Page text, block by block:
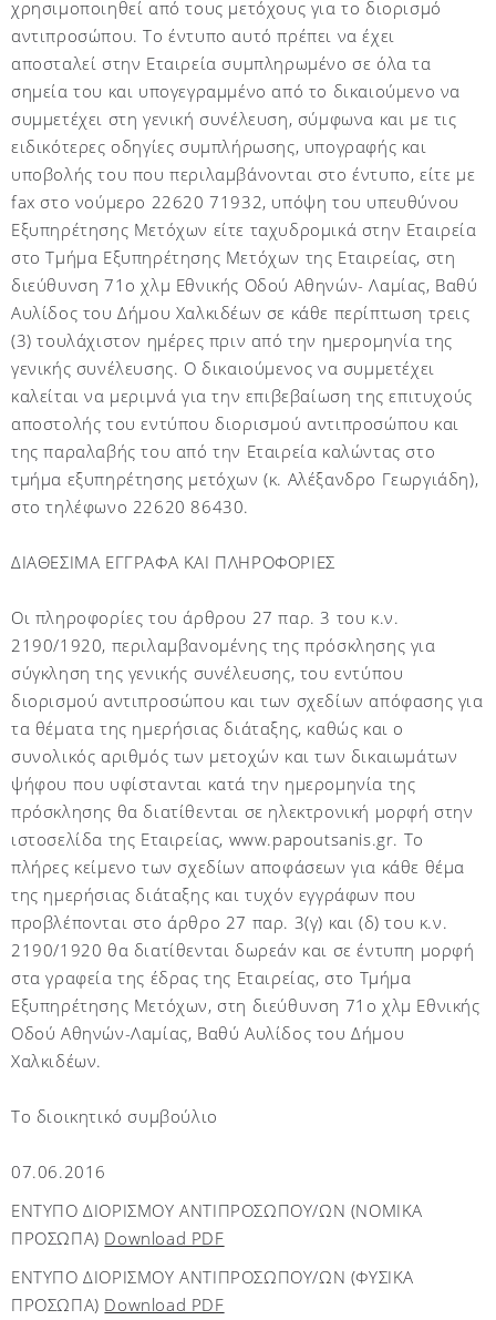
χρησιμοποιηθεί από τους μετόχους για το διορισμό
αντιπροσώπου. Το έντυπο αυτό πρέπει να έχει
αποσταλεί στην Εταιρεία συμπληρωμένο σε όλα τα
σημεία του και υπογεγραμμένο από το δικαιούμενο να
συμμετέχει στη γενική συνέλευση, σύμφωνα και με τις
ειδικότερες οδηγίες συμπλήρωσης, υπογραφής και
υποβολής του που περιλαμβάνονται στο έντυπο, είτε με
fax στο νούμερο 22620 71932, υπόψη του υπευθύνου
Εξυπηρέτησης Μετόχων είτε ταχυδρομικά στην Εταιρεία
στο Τμήμα Εξυπηρέτησης Μετόχων της Εταιρείας, στη
διεύθυνση 71ο χλμ Εθνικής Οδού Αθηνών- Λαμίας, Βαθύ
Αυλίδος του Δήμου Χαλκιδέων σε κάθε περίπτωση τρεις
(3) τουλάχιστον ημέρες πριν από την ημερομηνία της
γενικής συνέλευσης. Ο δικαιούμενος να συμμετέχει
καλείται να μεριμνά για την επιβεβαίωση της επιτυχούς
αποστολής του εντύπου διορισμού αντιπροσώπου και
της παραλαβής του από την Εταιρεία καλώντας στο
τμήμα εξυπηρέτησης μετόχων (κ. Αλέξανδρο Γεωργιάδη),
στο τηλέφωνο 22620 86430.
ΔΙΑΘΕΣΙΜΑ ΕΓΓΡΑΦΑ ΚΑΙ ΠΛΗΡΟΦΟΡΙΕΣ
Οι πληροφορίες του άρθρου 27 παρ. 3 του κ.ν.
2190/1920, περιλαμβανομένης της πρόσκλησης για
σύγκληση της γενικής συνέλευσης, του εντύπου
διορισμού αντιπροσώπου και των σχεδίων απόφασης για
τα θέματα της ημερήσιας διάταξης, καθώς και ο
συνολικός αριθμός των μετοχών και των δικαιωμάτων
ψήφου που υφίστανται κατά την ημερομηνία της
πρόσκλησης θα διατίθενται σε ηλεκτρονική μορφή στην
ιστοσελίδα της Εταιρείας, www.papoutsanis.gr. Το
πλήρες κείμενο των σχεδίων αποφάσεων για κάθε θέμα
της ημερήσιας διάταξης και τυχόν εγγράφων που
προβλέπονται στο άρθρο 27 παρ. 3(γ) και (δ) του κ.ν.
2190/1920 θα διατίθενται δωρεάν και σε έντυπη μορφή
στα γραφεία της έδρας της Εταιρείας, στο Τμήμα
Εξυπηρέτησης Μετόχων, στη διεύθυνση 71ο χλμ Εθνικής
Οδού Αθηνών-Λαμίας, Βαθύ Αυλίδος του Δήμου
Χαλκιδέων.
Το διοικητικό συμβούλιο
07.06.2016
ΕΝΤΥΠΟ ΔΙΟΡΙΣΜΟΥ ΑΝΤΙΠΡΟΣΩΠΟΥ/ΩΝ (ΝΟΜΙΚΑ
ΠΡΟΣΩΠΑ) Download PDF
ΕΝΤΥΠΟ ΔΙΟΡΙΣΜΟΥ ΑΝΤΙΠΡΟΣΩΠΟΥ/ΩΝ (ΦΥΣΙΚΑ
ΠΡΟΣΩΠΑ) Download PDF